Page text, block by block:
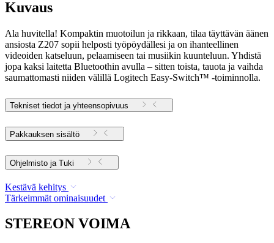
Kuvaus
Ala huvitella! Kompaktin muotoilun ja rikkaan, tilaa täyttävän äänen
ansiosta Z207 sopii helposti työpöydällesi ja on ihanteellinen
videoiden katseluun, pelaamiseen tai musiikin kuunteluun. Yhdistä
jopa kaksi laitetta Bluetoothin avulla – sitten toista, tauota ja vaihda
saumattomasti niiden välillä Logitech Easy-Switch™ -toiminnolla.
Tekniset tiedot ja yhteensopivuus
Pakkauksen sisältö
Ohjelmisto ja Tuki
Kestävä kehitys
Tärkeimmät ominaisuudet
STEREON VOIMA